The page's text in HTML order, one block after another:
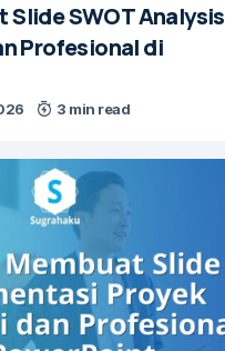
Slide SWOT Analysis
Profesional di
3 min read